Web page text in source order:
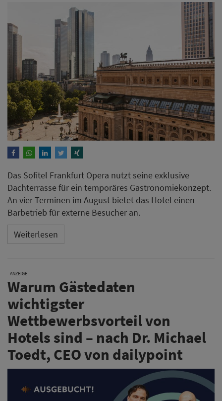
Das Sofitel Frankfurt Opera nutzt seine exklusive
Dachterrasse für ein temporäres Gastronomiekonzept.
An vier Terminen im August bietet das Hotel einen
Barbetrieb für externe Besucher an.
Weiterlesen
ANZEIGE
Warum Gästedaten
wichtigster
Wettbewerbsvorteil von
Hotels sind – nach Dr. Michael
Toedt, CEO von dailypoint